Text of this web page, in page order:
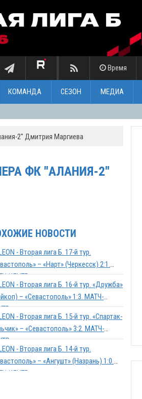
Время
КОМАНДА СЕЗОН МЕДИА
2" Дмитрия Маргиева
ФК "АЛАНИЯ-2"
НОВОСТИ
- Вторая лига Б. 17-й тур.
– «Нарт» (Черкесск) 2:1.
ЦЕНТР
- Вторая лига Б. 16-й тур. «Дружба»
– «Севастополь» 1:3. МАТЧ-
LEON - Вторая лига Б. 15-й тур. «Спартак-
– «Севастополь» 3:2. МАТЧ-
- Вторая лига Б. 14-й тур.
– «Ангушт» (Назрань) 1:0.
ЦЕНТР